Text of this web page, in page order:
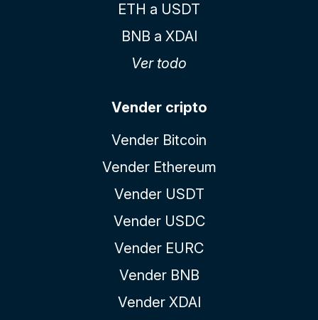
ETH a USDT
BNB a XDAI
Ver todo
Vender cripto
Vender Bitcoin
Vender Ethereum
Vender USDT
Vender USDC
Vender EURC
Vender BNB
Vender XDAI